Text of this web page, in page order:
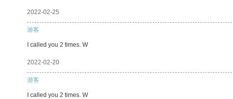
2022-02-25
游客
I called you 2 times. W
2022-02-20
游客
I called you 2 times. W